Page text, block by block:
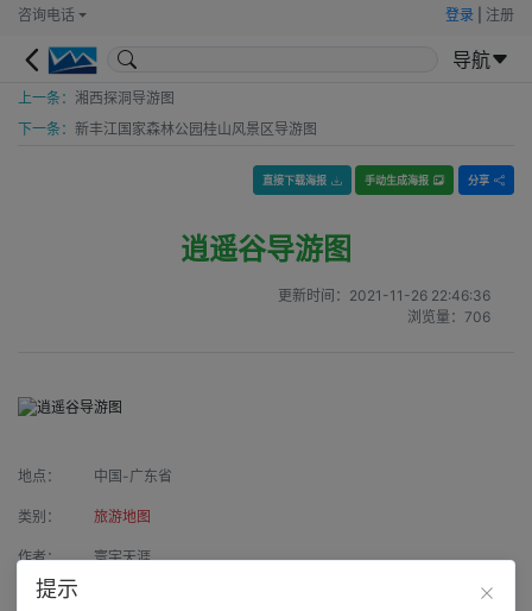
咨询电话 登录 注册
导航
上一条： 湘西探洞导游图
下一条： 新丰江国家森林公园桂山风景区导游图
直接下载海报 手动生成海报 分享
逍遥谷导游图
更新时间： 2021-11-26 22:46:36
浏览量： 706
地点： 中国-广东省
类别： 旅游地图
作者： 寰宇天涯
来源：
提示